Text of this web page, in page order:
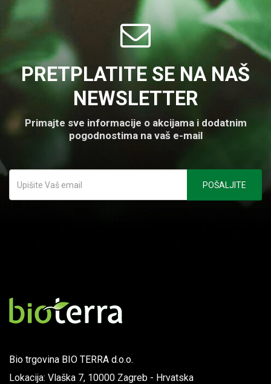
PRETPLATITE SE NA NAŠ
NEWSLETTER
Primajte sve informacije o akcijama i dodatnim
pogodnostima na vaš e-mail
Bio trgovina BIO TERRA d.o.o.
Lokacija: Vlaška 7, 10000 Zagreb - Hrvatska